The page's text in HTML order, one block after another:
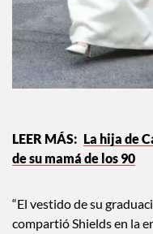
La hija de
de su mamá de los 90
“El vestido de su
compartió Shields en la